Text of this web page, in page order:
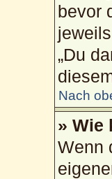
bevor
„Du
Nach
» Wie
Wenn